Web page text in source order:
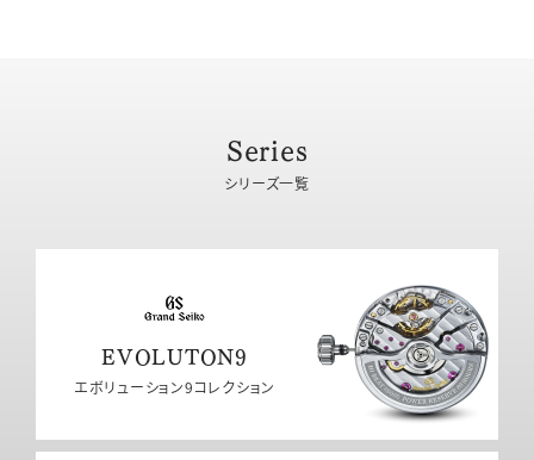
Series
シリーズ一覧
EVOLUTON9
エボリューション9コレクション